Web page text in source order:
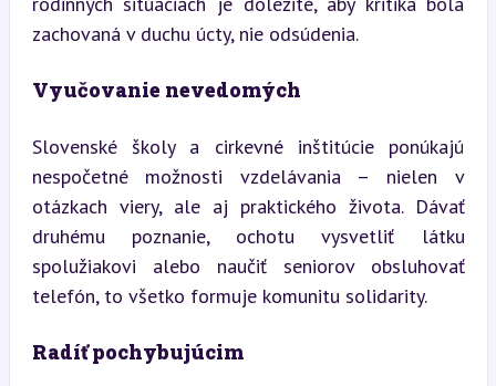
zachovaná v duchu úcty, nie odsúdenia.
Vyučovanie nevedomých
Slovenské školy a cirkevné inštitúcie ponúkajú
nespočetné možnosti vzdelávania – nielen v
otázkach viery, ale aj praktického života. Dávať
druhému poznanie, ochotu vysvetliť látku
spolužiakovi alebo naučiť seniorov obsluhovať
telefón, to všetko formuje komunitu solidarity.
Radíť pochybujúcim